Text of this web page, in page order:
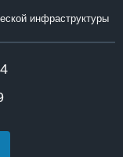
инфраструктуры